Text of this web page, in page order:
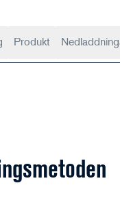
Produkt Nedladdningar